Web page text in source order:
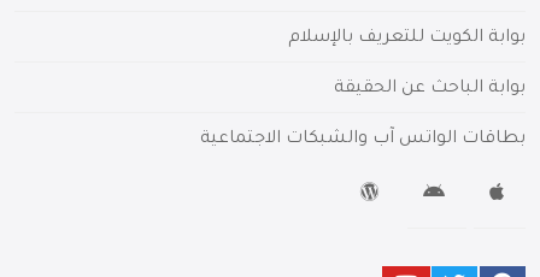
بوابة الكويت للتعريف بالإسلام
بوابة الباحث عن الحقيقة
بطاقات الواتس آب والشبكات الاجتماعية